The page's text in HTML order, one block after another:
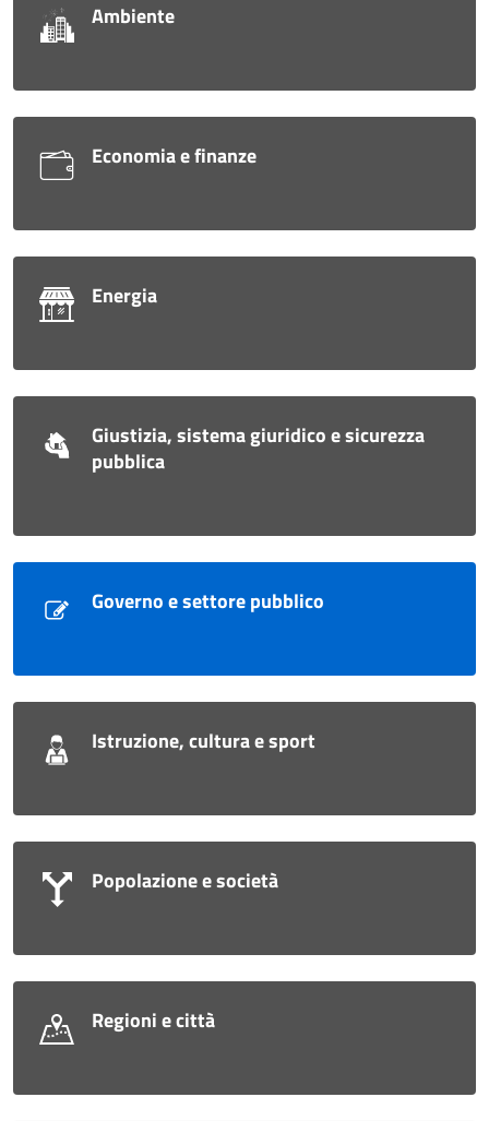
Ambiente
Economia e finanze
Energia
Giustizia, sistema giuridico e sicurezza
pubblica
Governo e settore pubblico
Istruzione, cultura e sport
Popolazione e società
Regioni e città